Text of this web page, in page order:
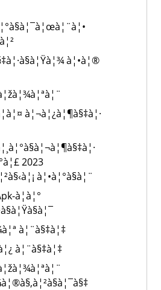
à¦•à¦®
à¦¬à¦¿à¦¶à§‡à¦·
2023
à¦•à¦°à§à¦¨
à¦à¦°
à¦¨à§‡à¦‡
à¦¨à§‡à¦‡